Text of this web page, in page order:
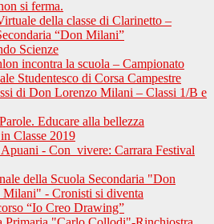
si ferma.
della classe di Clarinetto –
“Don Milani”
Scienze
incontra la scuola – Campionato
Studentesco di Corsa Campestre
di Don Lorenzo Milani – Classi 1/B e
Educare alla bellezza
Classe 2019
- Con_vivere: Carrara Festival
della Scuola Secondaria "Don
Milani" - Cronisti si diventa
“Io Creo Drawing”